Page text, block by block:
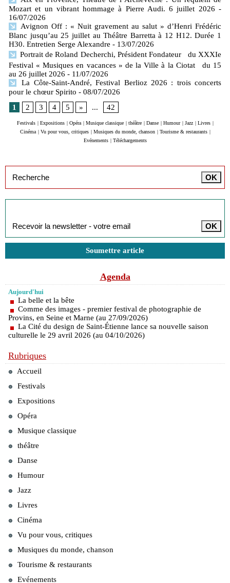
Mozart et un vibrant hommage à Pierre Audi. 6 juillet 2026 -
16/07/2026
Avignon Off : « Nuit gravement au salut » d’Henri Frédéric
Blanc jusqu’au 25 juillet au Théâtre Barretta à 12 H12. Durée 1
H30. Entretien Serge Alexandre - 13/07/2026
Portrait de Roland Decherchi, Président Fondateur du XXXIe
Festival « Musiques en vacances » de la Ville à la Ciotat du 15
au 26 juillet 2026 - 11/07/2026
La Côte-Saint-André, Festival Berlioz 2026 : trois concerts
pour le chœur Spirito - 08/07/2026
1
2 3 4 5 » ... 42
Festivals | Expositions | Opéra | Musique classique | théâtre | Danse | Humour | Jazz | Livres |
Cinéma | Vu pour vous, critiques | Musiques du monde, chanson | Tourisme & restaurants |
Evénements | Téléchargements
Soumettre article
Agenda
Aujourd'hui
La belle et la bête
Comme des images - premier festival de photographie de
Provins, en Seine et Marne (au 27/09/2026)
La Cité du design de Saint-Étienne lance sa nouvelle saison
culturelle le 29 avril 2026 (au 04/10/2026)
Rubriques
Accueil
Festivals
Expositions
Opéra
Musique classique
théâtre
Danse
Humour
Jazz
Livres
Cinéma
Vu pour vous, critiques
Musiques du monde, chanson
Tourisme & restaurants
Evénements